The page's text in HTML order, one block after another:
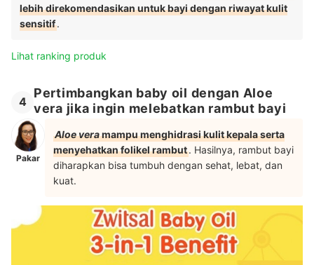
lebih direkomendasikan untuk bayi dengan riwayat kulit
sensitif.
Lihat ranking produk
4
Pertimbangkan baby oil dengan Aloe
vera jika ingin melebatkan rambut bayi
Pakar
Aloe veramampu menghidrasi kulit kepala serta
menyehatkan folikel rambut. Hasilnya, rambut bayi
diharapkan bisa tumbuh dengan sehat, lebat, dan
kuat.